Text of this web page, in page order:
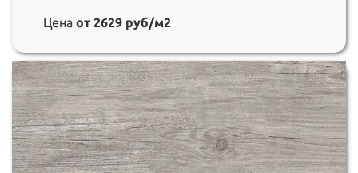
Цена от 2629 руб/м2